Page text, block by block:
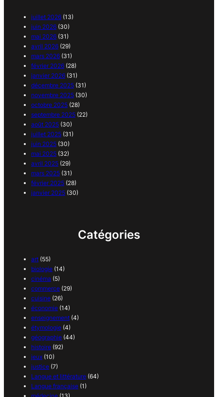
juillet 2026 (13)
juin 2026 (30)
mai 2026 (31)
avril 2026 (29)
mars 2026 (31)
février 2026 (28)
janvier 2026 (31)
décembre 2025 (31)
novembre 2025 (30)
octobre 2025 (28)
septembre 2025 (22)
août 2025 (30)
juillet 2025 (31)
juin 2025 (30)
mai 2025 (32)
avril 2025 (29)
mars 2025 (31)
février 2025 (28)
janvier 2025 (30)
Catégories
art (55)
biologie (14)
cinéma (5)
commerce (29)
cuisine (26)
économie (14)
enseignement (4)
étymologie (4)
géographie (44)
histoire (92)
jeux (10)
justice (7)
Langue et littérature (64)
Langue française (1)